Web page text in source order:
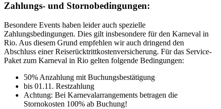
Zahlungs- und Stornobedingungen:
Besondere Events haben leider auch spezielle
Zahlungsbedingungen. Dies gilt insbesondere für den Karneval in
Rio. Aus diesem Grund empfehlen wir auch dringend den
Abschluss einer Reiserücktrittkostenversicherung. Für das Service-
Paket zum Karneval in Rio gelten folgende Bedingungen:
50% Anzahlung mit Buchungsbestätigung
bis 01.11. Restzahlung
Achtung: Bei Karnevalarrangements betragen die
Stornokosten 100% ab Buchung!